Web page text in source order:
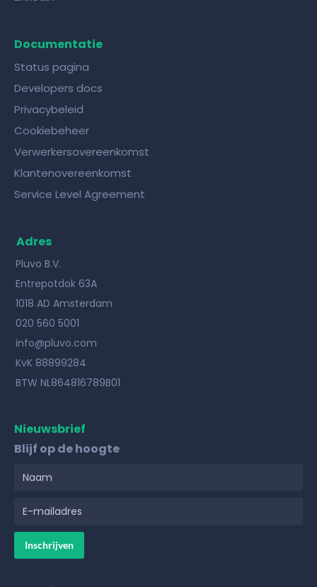
Documentatie
Status pagina
Developers docs
Privacybeleid
Cookiebeheer
Verwerkersovereenkomst
Klantenovereenkomst
Service Level Agreement
Adres
Pluvo B.V.
Entrepotdok 63A
1018 AD Amsterdam
020 560 5001
info@pluvo.com
KvK 88899284
BTW NL864816789B01
Nieuwsbrief
Blijf op de hoogte